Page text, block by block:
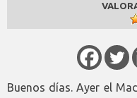
Buenos días. Ayer el